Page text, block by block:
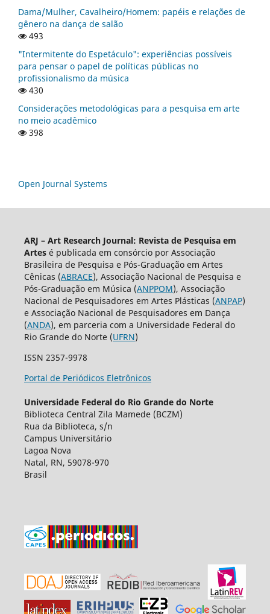
Dama/Mulher, Cavalheiro/Homem: papéis e relações de
gênero na dança de salão
493
"Intermitente do Espetáculo": experiências possíveis
para pensar o papel de políticas públicas no
profissionalismo da música
430
Considerações metodológicas para a pesquisa em arte
no meio acadêmico
398
Open Journal Systems
ARJ – Art Research Journal: Revista de Pesquisa em
Artesé publicada em consórcio por Associação
Brasileira de Pesquisa e Pós-Graduação em Artes
Cênicas (ABRACE), Associação Nacional de Pesquisa e
Pós-Graduação em Música (ANPPOM), Associação
Nacional de Pesquisadores em Artes Plásticas (ANPAP)
e Associação Nacional de Pesquisadores em Dança
(ANDA), em parceria com a Universidade Federal do
Rio Grande do Norte (UFRN)
ISSN 2357-9978
Portal de Periódicos Eletrônicos
Universidade Federal do Rio Grande do Norte
Biblioteca Central Zila Mamede (BCZM)
Rua da Biblioteca, s/n
Campus Universitário
Lagoa Nova
Natal, RN, 59078-970
Brasil